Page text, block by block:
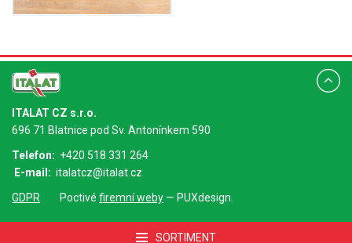
SORTIMENT
ITALAT CZ s.r.o.
696 71 Blatnice pod Sv. Antonínkem 590
Telefon: +420 518 331 264
E-mail: italatcz@italat.cz
GDPR
Poctivé firemní weby — PUXdesign.